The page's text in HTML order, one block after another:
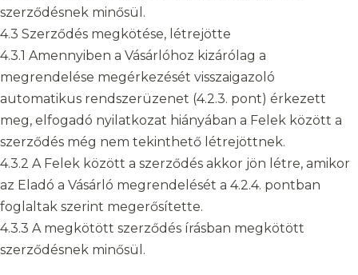
szerződésnek minősül.
4.3 Szerződés megkötése, létrejötte
4.3.1 Amennyiben a Vásárlóhoz kizárólag a
megrendelése megérkezését visszaigazoló
automatikus rendszerüzenet (4.2.3. pont) érkezett
meg, elfogadó nyilatkozat hiányában a Felek között a
szerződés még nem tekinthető létrejöttnek.
4.3.2 A Felek között a szerződés akkor jön létre, amikor
az Eladó a Vásárló megrendelését a 4.2.4. pontban
foglaltak szerint megerősítette.
4.3.3 A megkötött szerződés írásban megkötött
szerződésnek minősül.